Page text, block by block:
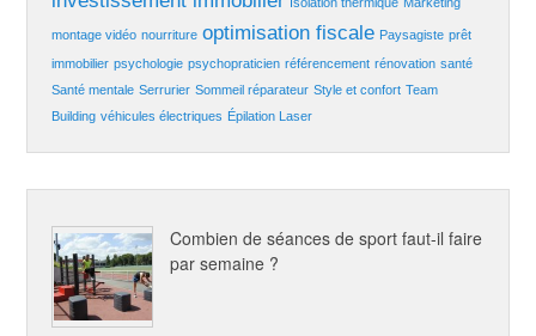
montage vidéo nourriture optimisation fiscale Paysagiste prêt
immobilier psychologie psychopraticien référencement rénovation santé
Santé mentale Serrurier Sommeil réparateur Style et confort Team
Building véhicules électriques Épilation Laser
Combien de séances de sport faut-il faire
par semaine ?